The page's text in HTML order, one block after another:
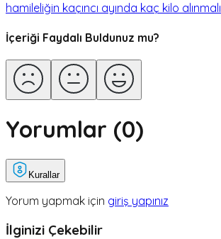
hamileliğin kaçıncı ayında kaç kilo alınmalı
İçeriği Faydalı Buldunuz mu?
Yorumlar (0)
Kurallar
Yorum yapmak için giriş yapınız
İlginizi Çekebilir